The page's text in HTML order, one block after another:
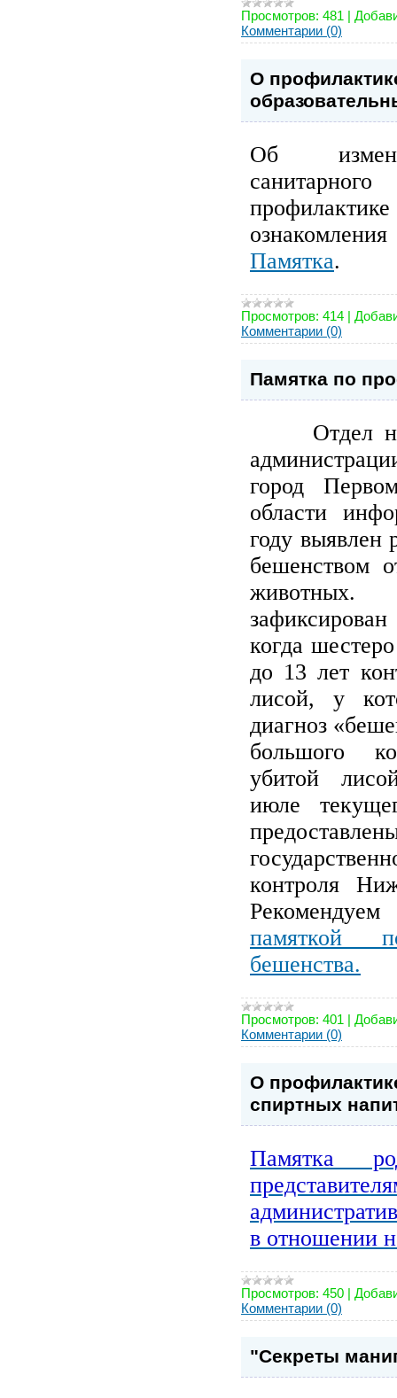
Просмотров: 481 |
Комментарии (0)
О
Об
санитарного
Памятка.
Просмотров: 414 |
Комментарии (0)
Памятка по
Отдел
город
области
году выявлен
бешенством
животных.
когда
до 13 лет
лисой, у
диагноз
большого
убитой
июле
контроля
памяткой
бешенства.
Просмотров: 401 |
Комментарии (0)
О
спиртных
Памятка
в отношении
Просмотров: 450 |
Комментарии (0)
"Секреты